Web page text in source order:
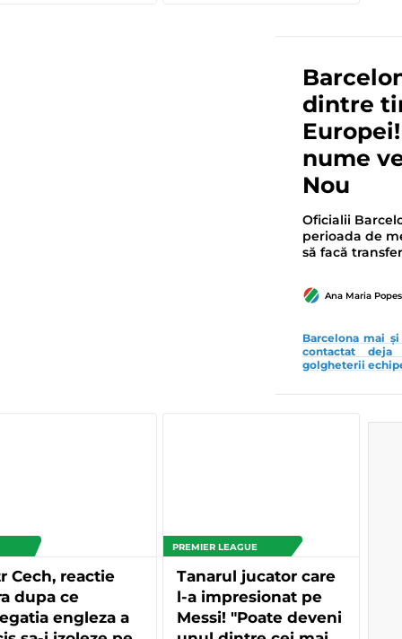
dintre
nume
Nou
Oficialii
perioada de
să facă
Ana Maria
Barcelona mai
contactat
golgheterii
Cech, reactie
dupa ce
engleza a
PREMIER LEAGUE
Tanarul jucator care
l-a impresionat pe
Messi! "Poate deveni